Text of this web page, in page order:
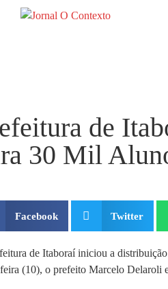
de
30 Mil
Facebook Twitter
de Itaboraí iniciou a
(10), o prefeito Marcelo Delaroli